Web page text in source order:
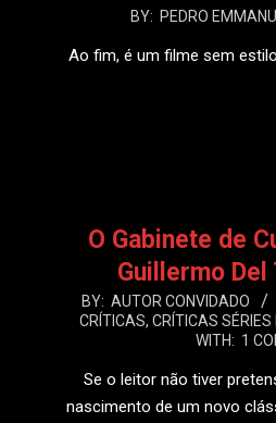
BY: PEDRO
Ao fim, é um filme sem
O Gabinete de
Guillermo
2022-
11-
BY: AUTOR CONVIDADO
CRÍTICAS, CRÍTICAS SÉRIES
WITH: 1
Se o leitor não tiver
nascimento de um novo